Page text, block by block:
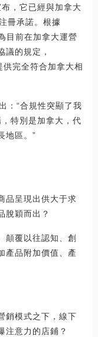
，它已經與加拿大
冊承諾。根據
目前在加拿大運營
議的規定，
完全符合加拿大相
“合規性突顯了我
特別是加拿大，代
地區。”
品呈現出供大于求
脫穎而出？
顛覆以往認知、創
產品附加價值、產
銷模式之下，線下
注意力的店鋪？